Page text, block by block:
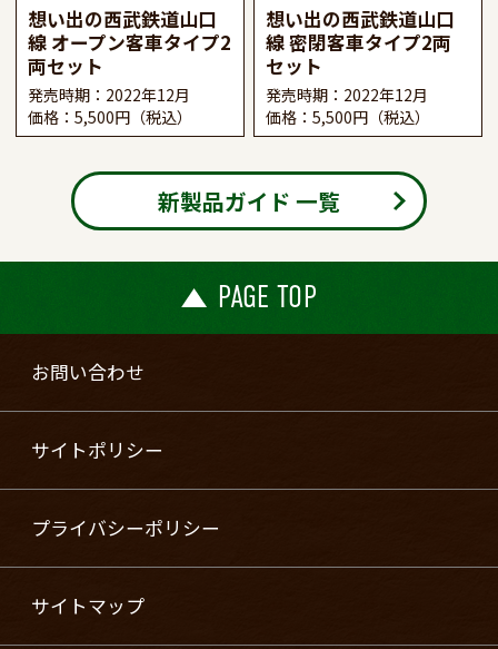
想い出の西武鉄道山口
線 オープン客車タイプ2
両セット
発売時期：2022年12月
価格：5,500円（税込）
想い出の西武鉄道山口
線 密閉客車タイプ2両
セット
発売時期：2022年12月
価格：5,500円（税込）
新製品ガイド 一覧
PAGE TOP
お問い合わせ
サイトポリシー
プライバシーポリシー
サイトマップ